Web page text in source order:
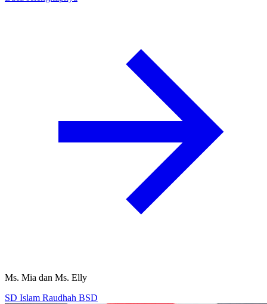
Ms. Mia dan Ms. Elly
SD Islam Raudhah BSD